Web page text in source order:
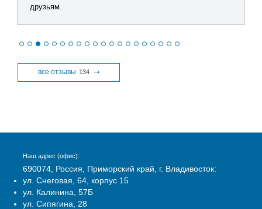
друзьям.
все отзывы 134
Наш адрес (офис):
690074, Россия, Приморский край, г. Владивосток:
ул. Снеговая, 64, корпус 15
ул. Калинина, 57Б
ул. Сипягина, 28